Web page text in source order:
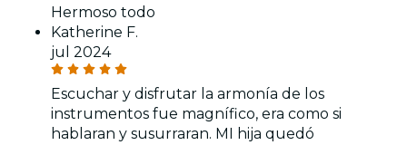
Hermoso todo
Katherine F.
jul 2024
Escuchar y disfrutar la armonía de los
instrumentos fue magnífico, era como si
hablaran y susurraran. MI hija quedó